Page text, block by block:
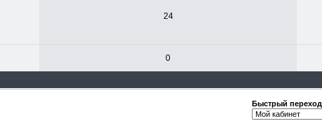
24
0
Быстрый переход